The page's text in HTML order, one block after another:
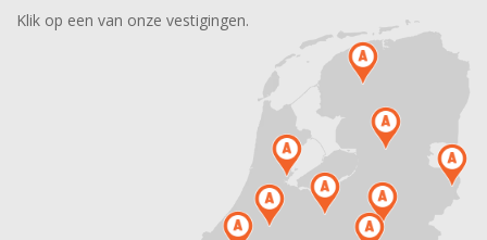
Klik op een van onze vestigingen.